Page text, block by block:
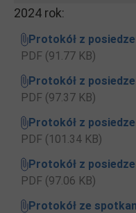
2024 rok:
Protokół z
PDF (91.77 KB)
Protokół z
PDF (97.37 KB)
Protokół z
PDF (101.34 KB)
Protokół z
PDF (97.06 KB)
Protokół ze